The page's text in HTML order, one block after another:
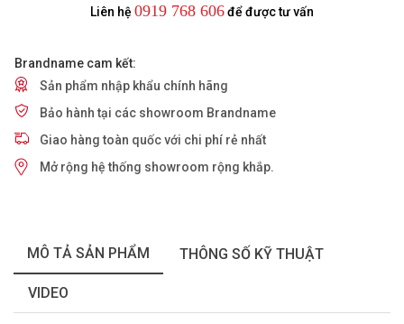
Liên hệ 0919 768 606để được tư vấn
Brandname cam kết:
Sản phẩm nhập khẩu chính hãng
Bảo hành tại các showroom Brandname
Giao hàng toàn quốc với chi phí rẻ nhất
Mở rộng hệ thống showroom rộng khắp.
MÔ TẢ SẢN PHẨM THÔNG SỐ KỸ THUẬT
VIDEO